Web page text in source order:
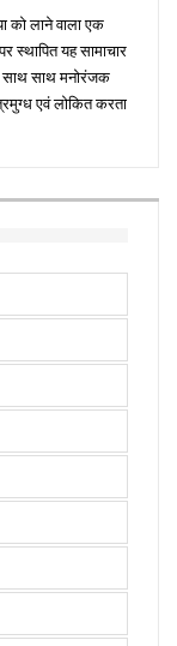
को लाने वाला एक
स्थापित यह सामाचार
साथ साथ मनोरंजक
एवं लोकित करता